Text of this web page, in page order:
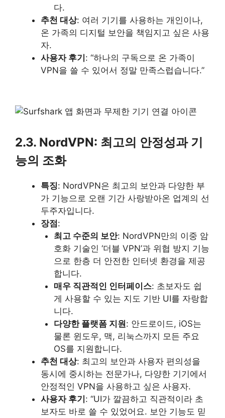
다.
추천 대상: 여러 기기를 사용하는 개인이나,
온 가족의 디지털 보안을 책임지고 싶은 사용
자.
사용자 후기 : “하나의 구독으로 온 가족이
VPN을 쓸 수 있어서 정말 만족스럽습니다.”
2.3. NordVPN: 최고의 안정성과 기
능의 조화
특징: NordVPN은 최고의 보안과 다양한 부
가 기능으로 오랜 기간 사랑받아온 업계의 선
두주자입니다.
장점:
최고 수준의 보안: NordVPN만의 이중 암
호화 기술인 ‘더블 VPN’과 위협 방지 기능
으로 한층 더 안전한 인터넷 환경을 제공
합니다.
매우 직관적인 인터페이스: 초보자도 쉽
게 사용할 수 있는 지도 기반 UI를 자랑합
니다.
다양한 플랫폼 지원: 안드로이드, iOS는
물론 윈도우, 맥, 리눅스까지 모든 주요
OS를 지원합니다.
추천 대상: 최고의 보안과 사용자 편의성을
동시에 중시하는 전문가나, 다양한 기기에서
안정적인 VPN을 사용하고 싶은 사용자.
사용자 후기: “UI가 깔끔하고 직관적이라 초
보자도 바로 쓸 수 있었어요. 보안 기능도 믿